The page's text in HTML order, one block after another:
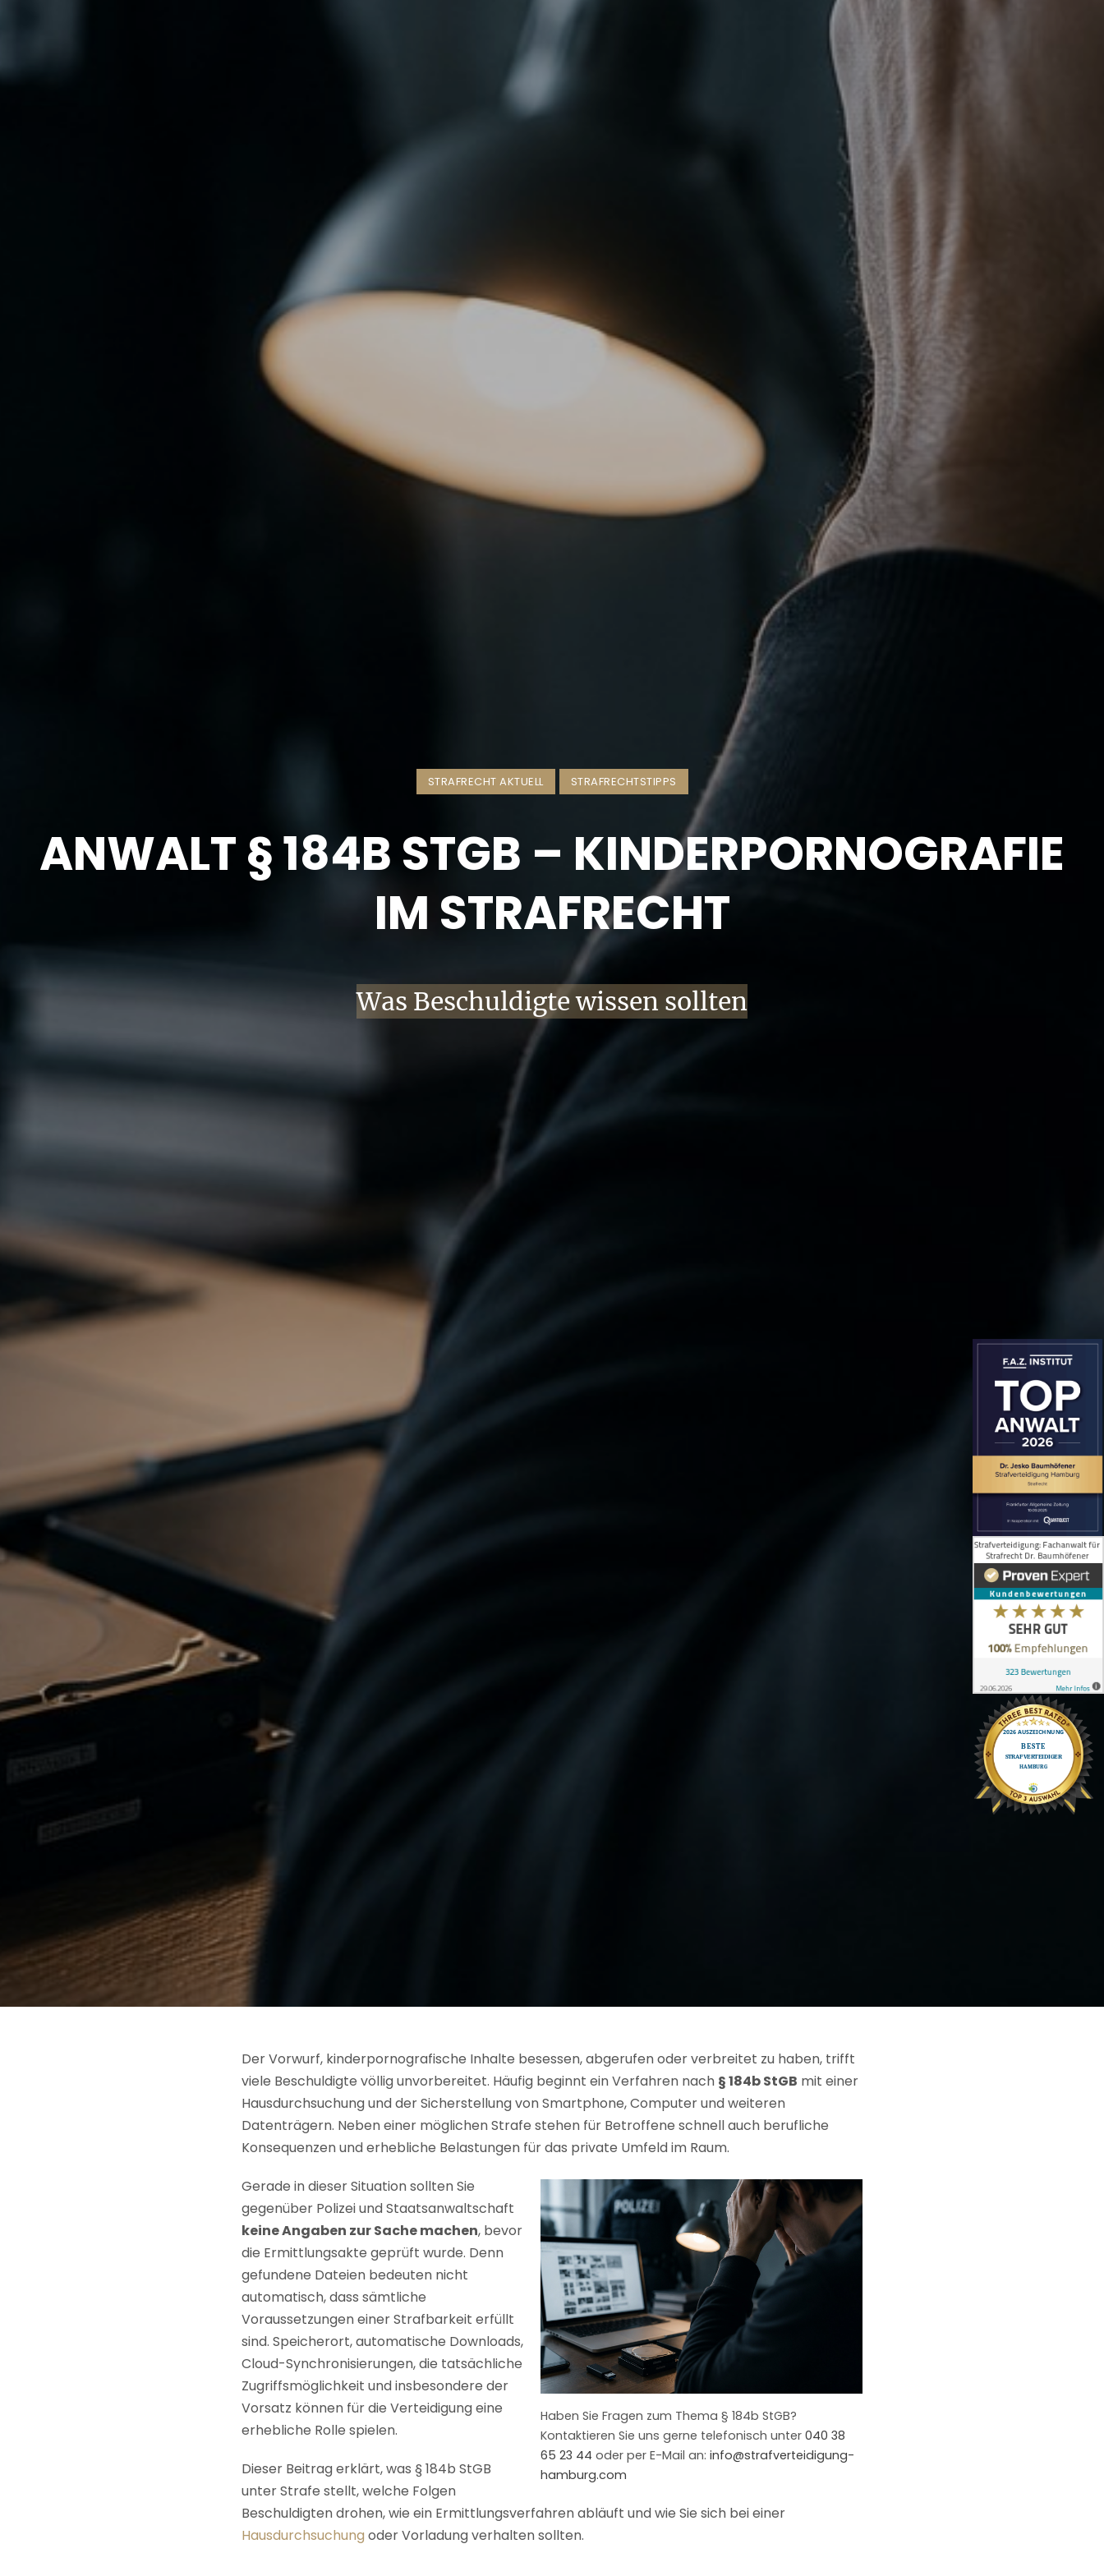
ANWALT § 184B STGB – KINDERPORNOGRAFIE
IM STRAFRECHT
Was Beschuldigte wissen sollten
STRAFRECHT AKTUELL STRAFRECHTSTIPPS
Der Vorwurf, kinderpornografische Inhalte besessen, abgerufen oder verbreitet zu haben, trifft
viele Beschuldigte völlig unvorbereitet. Häufig beginnt ein Verfahren nach § 184b StGB mit einer
Hausdurchsuchung und der Sicherstellung von Smartphone, Computer und weiteren
Datenträgern. Neben einer möglichen Strafe stehen für Betroffene schnell auch berufliche
Konsequenzen und erhebliche Belastungen für das private Umfeld im Raum.
Haben Sie Fragen zum Thema § 184b StGB?
Kontaktieren Sie uns gerne telefonisch unter 040 38
65 23 44 oder per E-Mail an: info@strafverteidigung-
hamburg.com
Gerade in dieser Situation sollten Sie
gegenüber Polizei und Staatsanwaltschaft
keine Angaben zur Sache machen, bevor
die Ermittlungsakte geprüft wurde. Denn
gefundene Dateien bedeuten nicht
automatisch, dass sämtliche
Voraussetzungen einer Strafbarkeit erfüllt
sind. Speicherort, automatische Downloads,
Cloud-Synchronisierungen, die tatsächliche
Zugriffsmöglichkeit und insbesondere der
Vorsatz können für die Verteidigung eine
erhebliche Rolle spielen.
Dieser Beitrag erklärt, was § 184b StGB
unter Strafe stellt, welche Folgen
Beschuldigten drohen, wie ein Ermittlungsverfahren abläuft und wie Sie sich bei einer
Hausdurchsuchung oder Vorladung verhalten sollten.